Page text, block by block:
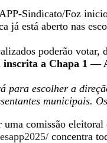
Sindicato/Foz
já está aberto nas
poderão votar,
inscrita a Chapa 1 —
para escolher a
municipais.
comissão
concentra